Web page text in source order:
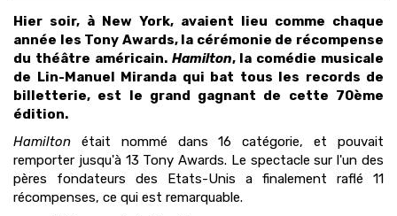
Hier soir, à New York, avaient lieu comme chaque
année les Tony Awards, la cérémonie de récompense
du théâtre américain. Hamilton, la comédie musicale
de Lin-Manuel Miranda qui bat tous les records de
billetterie, est le grand gagnant de cette 70ème
édition.
Hamilton était nommé dans 16 catégorie, et pouvait
remporter jusqu'à 13 Tony Awards. Le spectacle sur l'un des
pères fondateurs des Etats-Unis a finalement raflé 11
récompenses, ce qui est remarquable.